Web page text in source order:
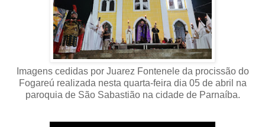
Imagens cedidas por Juarez Fontenele da procissão do
Fogareú realizada nesta quarta-feira dia 05 de abril na
paroquia de São Sabastião na cidade de Parnaíba.